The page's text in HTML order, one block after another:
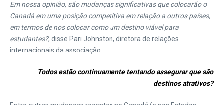
Em nossa opinião, são mudanças significativas que colocarão o
Canadá em uma posição competitiva em relação a outros países,
em termos de nos colocar como um destino viável para
estudantes?, disse Pari Johnston, diretora de relações
internacionais da associação.
Todos estão continuamente tentando assegurar que são
destinos atrativos?